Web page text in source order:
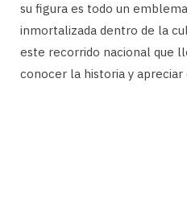
su figura es todo un
inmortalizada dentro de la
este recorrido nacional que
conocer la historia y